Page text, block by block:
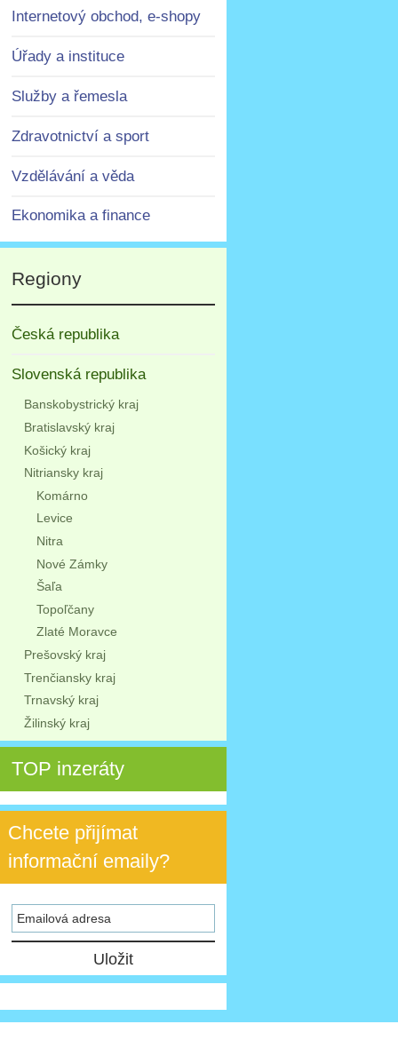
Internetový obchod, e-shopy
Úřady a instituce
Služby a řemesla
Zdravotnictví a sport
Vzdělávání a věda
Ekonomika a finance
Regiony
Česká republika
Slovenská republika
Banskobystrický kraj
Bratislavský kraj
Košický kraj
Nitriansky kraj
Komárno
Levice
Nitra
Nové Zámky
Šaľa
Topoľčany
Zlaté Moravce
Prešovský kraj
Trenčiansky kraj
Trnavský kraj
Žilinský kraj
TOP inzeráty
Chcete přijímat
informační emaily?